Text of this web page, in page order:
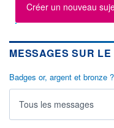
INDICE DE RÉFÉRENCE
NASDAQ Composite
58,2900
59,2650
Créer un nouveau
MESSAGES SUR
Badges or, argent et bronze ?
Tous les messages